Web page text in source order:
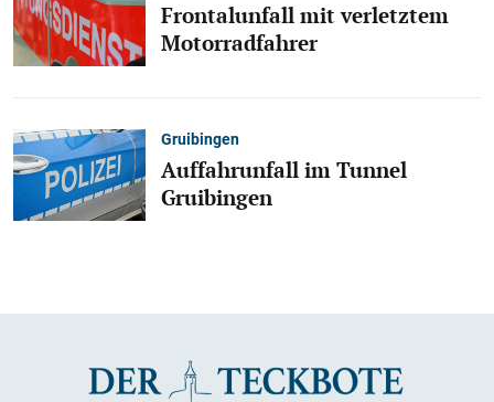
Frontalunfall mit verletztem
Motorradfahrer
Gruibingen
Auffahrunfall im Tunnel
Gruibingen